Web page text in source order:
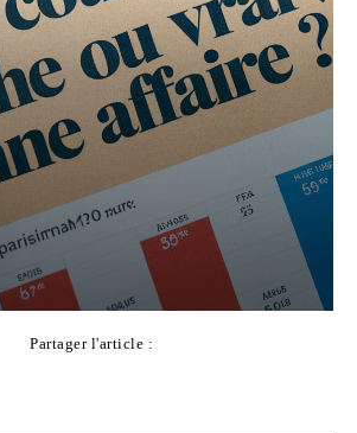
Partager l'article :